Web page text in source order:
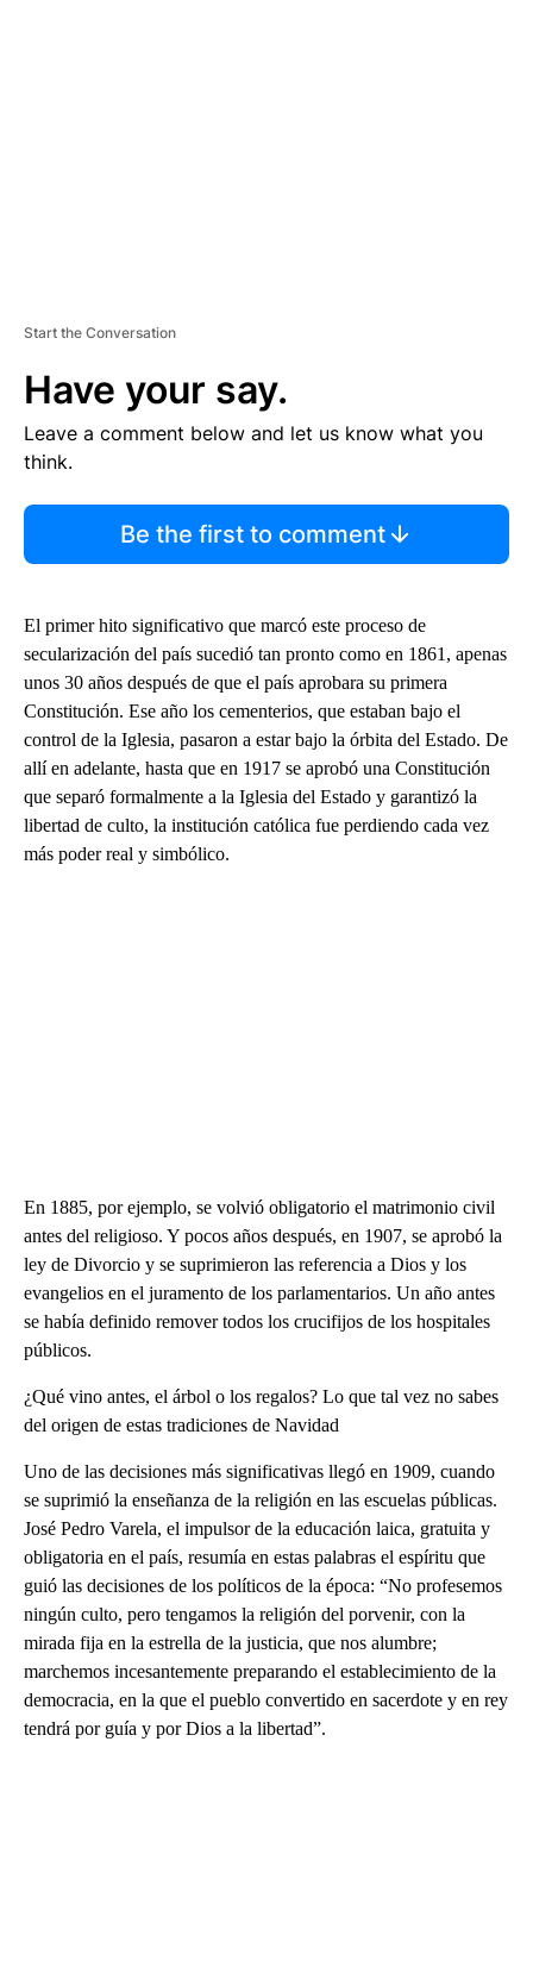
Start the Conversation
Have your say.
Leave a comment below and let us know what you
think.
Be the first to comment
El primer hito significativo que marcó este proceso de
secularización del país sucedió tan pronto como en 1861, apenas
unos 30 años después de que el país aprobara su primera
Constitución. Ese año los cementerios, que estaban bajo el
control de la Iglesia, pasaron a estar bajo la órbita del Estado. De
allí en adelante, hasta que en 1917 se aprobó una Constitución
que separó formalmente a la Iglesia del Estado y garantizó la
libertad de culto, la institución católica fue perdiendo cada vez
más poder real y simbólico.
En 1885, por ejemplo, se volvió obligatorio el matrimonio civil
antes del religioso. Y pocos años después, en 1907, se aprobó la
ley de Divorcio y se suprimieron las referencia a Dios y los
evangelios en el juramento de los parlamentarios. Un año antes
se había definido remover todos los crucifijos de los hospitales
públicos.
¿Qué vino antes, el árbol o los regalos? Lo que tal vez no sabes
del origen de estas tradiciones de Navidad
Uno de las decisiones más significativas llegó en 1909, cuando
se suprimió la enseñanza de la religión en las escuelas públicas.
José Pedro Varela, el impulsor de la educación laica, gratuita y
obligatoria en el país, resumía en estas palabras el espíritu que
guió las decisiones de los políticos de la época: “No profesemos
ningún culto, pero tengamos la religión del porvenir, con la
mirada fija en la estrella de la justicia, que nos alumbre;
marchemos incesantemente preparando el establecimiento de la
democracia, en la que el pueblo convertido en sacerdote y en rey
tendrá por guía y por Dios a la libertad”.